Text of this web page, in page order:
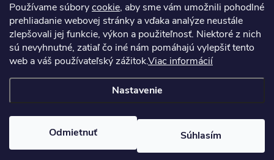
Používame súborycookie, aby sme vám umožnili pohodlné
prehliadanie webovej stránky a vďaka analýze neustále
zlepšovali jej funkcie, výkon a použiteľnosť. Niektoré z nich
sú nevyhnutné, zatiaľ čo iné nám pomáhajú vylepšiť tento
web a váš používateľský zážitok.Viac informácií
Nastavenie
Odmietnuť Súhlasím
Prijímame online platby
cookies